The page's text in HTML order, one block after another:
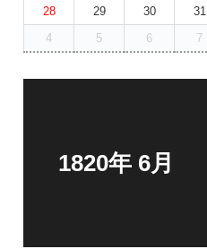
28
29 30 31
4
5 6 7
1820年 6月